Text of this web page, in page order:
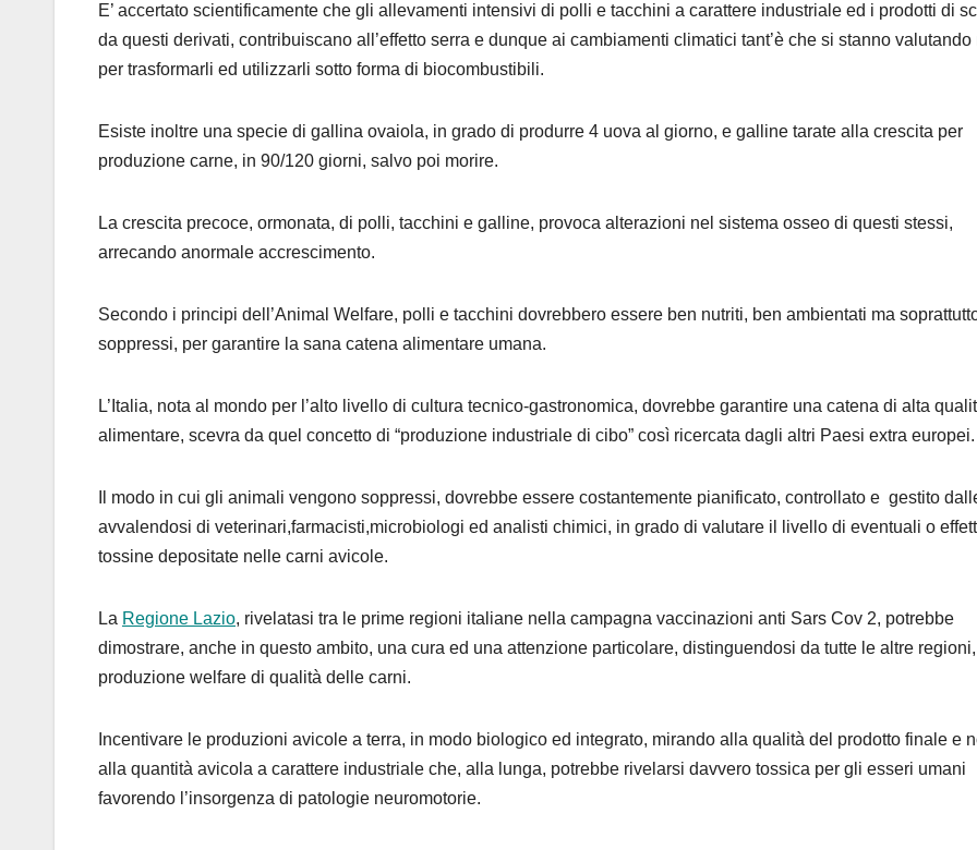
E’ accertato scientificamente che gli allevamenti intensivi di polli e tacchini a carattere industriale ed i prodotti di
da questi derivati, contribuiscano all’effetto serra e dunque ai cambiamenti climatici tant’è che si stanno valutando
per trasformarli ed utilizzarli sotto forma di biocombustibili.
Esiste inoltre una specie di gallina ovaiola, in grado di produrre 4 uova al giorno, e galline tarate alla crescita per
produzione carne, in 90/120 giorni, salvo poi morire.
La crescita precoce, ormonata, di polli, tacchini e galline, provoca alterazioni nel sistema osseo di questi stessi,
arrecando anormale accrescimento.
Secondo i principi dell’Animal Welfare, polli e tacchini dovrebbero essere ben nutriti, ben ambientati ma
soppressi, per garantire la sana catena alimentare umana.
L’Italia, nota al mondo per l’alto livello di cultura tecnico-gastronomica, dovrebbe garantire una catena di alta
alimentare, scevra da quel concetto di “produzione industriale di cibo” così ricercata dagli altri Paesi extra europei.
Il modo in cui gli animali vengono soppressi, dovrebbe essere costantemente pianificato, controllato e gestito
avvalendosi di veterinari,farmacisti,microbiologi ed analisti chimici, in grado di valutare il livello di eventuali o
tossine depositate nelle carni avicole.
La Regione Lazio, rivelatasi tra le prime regioni italiane nella campagna vaccinazioni anti Sars Cov 2, potrebbe
dimostrare, anche in questo ambito, una cura ed una attenzione particolare, distinguendosi da tutte le altre
produzione welfare di qualità delle carni.
Incentivare le produzioni avicole a terra, in modo biologico ed integrato, mirando alla qualità del prodotto finale e
alla quantità avicola a carattere industriale che, alla lunga, potrebbe rivelarsi davvero tossica per gli esseri umani
favorendo l’insorgenza di patologie neuromotorie.